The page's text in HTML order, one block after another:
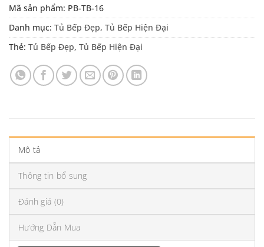
Mã sản phẩm: PB-TB-16
Danh mục: Tủ Bếp Đẹp, Tủ Bếp Hiện Đại
Thẻ: Tủ Bếp Đẹp, Tủ Bếp Hiện Đại
Mô tả
Thông tin bổ sung
Đánh giá (0)
Hướng Dẫn Mua